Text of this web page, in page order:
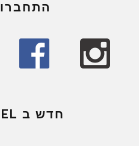
התחברו
חדש ב OUTPANEL